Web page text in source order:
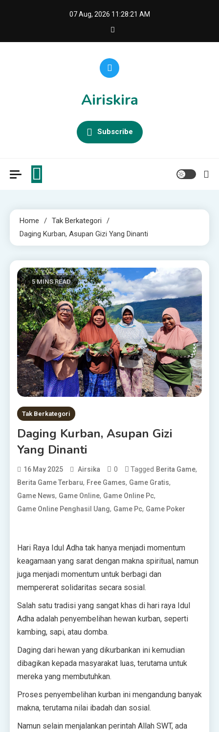
07 Aug, 2026 11:28:22 AM
Airiskira
Subscribe
Home
Tak Berkategori
Daging Kurban, Asupan Gizi Yang Dinanti
5 MINS READ
Tak Berkategori
Daging Kurban, Asupan Gizi
Yang Dinanti
16 May 2025 Airsika 0 Tagged Berita Game,
Berita Game Terbaru, Free Games, Game Gratis,
Game News, Game Online, Game Online Pc,
Game Online Penghasil Uang, Game Pc, Game Poker
Hari Raya Idul Adha tak hanya menjadi momentum
keagamaan yang sarat dengan makna spiritual, namun
juga menjadi momentum untuk berbagi dan
mempererat solidaritas secara sosial.
Salah satu tradisi yang sangat khas di hari raya Idul
Adha adalah penyembelihan hewan kurban, seperti
kambing, sapi, atau domba.
Daging dari hewan yang dikurbankan ini kemudian
dibagikan kepada masyarakat luas, terutama untuk
mereka yang membutuhkan.
Proses penyembelihan kurban ini mengandung banyak
makna, terutama nilai ibadah dan sosial.
Namun selain menjalankan perintah Allah SWT, ada